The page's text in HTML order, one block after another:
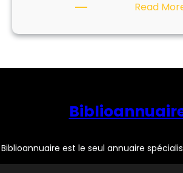
Read
Biblioannuaire est le seul annuaire